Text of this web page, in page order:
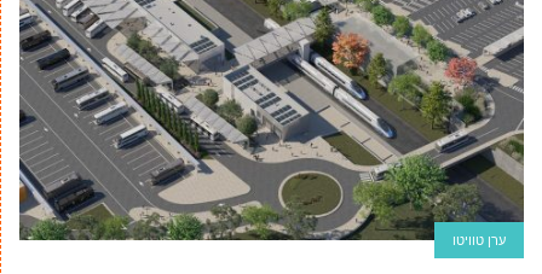
ערן טוויטו